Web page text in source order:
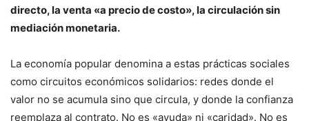
directo, la venta «a precio de costo», la circulación sin
mediación monetaria.
La economía popular denomina a estas prácticas sociales
como circuitos económicos solidarios: redes donde el
valor no se acumula sino que circula, y donde la confianza
reemplaza al contrato. No es «ayuda» ni «caridad». No es